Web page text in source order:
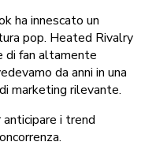
ha innescato un
pop. Heated Rivalry
di fan altamente
da anni in una
marketing rilevante.
i trend